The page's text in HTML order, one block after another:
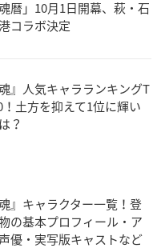
魂暦」10月1日開幕、萩・石
コラボ決定
魂』人気キャラランキングT
！土方を抑えて1位に輝い
？
魂』キャラクター一覧！登
の基本プロフィール・ア
優・実写版キャストなど